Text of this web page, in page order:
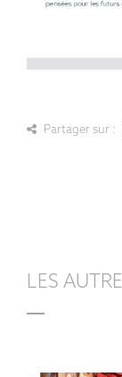
Partager sur :
LES